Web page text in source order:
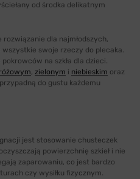
od środka delikatnym
dla najmłodszych,
swoje rzeczy do plecaka.
na szkła dla dzieci.
różowym, zielonym i niebieskim oraz
do gustu każdemu
jest stosowanie chusteczek
powierzchnię szkieł i nie
zaparowaniu, co jest bardzo
czy wysiłku fizycznym.